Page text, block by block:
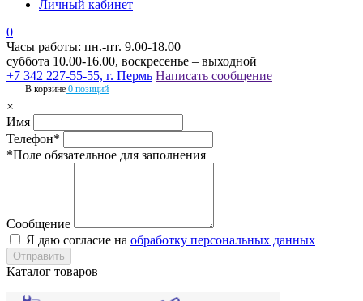
Личный кабинет
0
Часы работы: пн.-пт. 9.00-18.00
суббота 10.00-16.00, воскресенье – выходной
+7 342 227-55-55, г. Пермь Написать сообщение
В корзине 0 позиций
×
Имя
Телефон*
*Поле обязательное для заполнения
Сообщение
Я даю согласие на обработку персональных данных
Каталог товаров